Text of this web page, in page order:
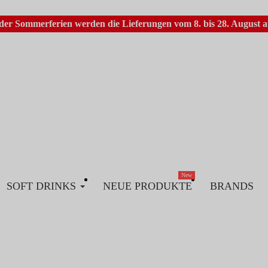
Sommerferien werden die Lieferungen vom 8. bis 28. August
SOFT DRINKS NEUE PRODUKTE
New
BRANDS